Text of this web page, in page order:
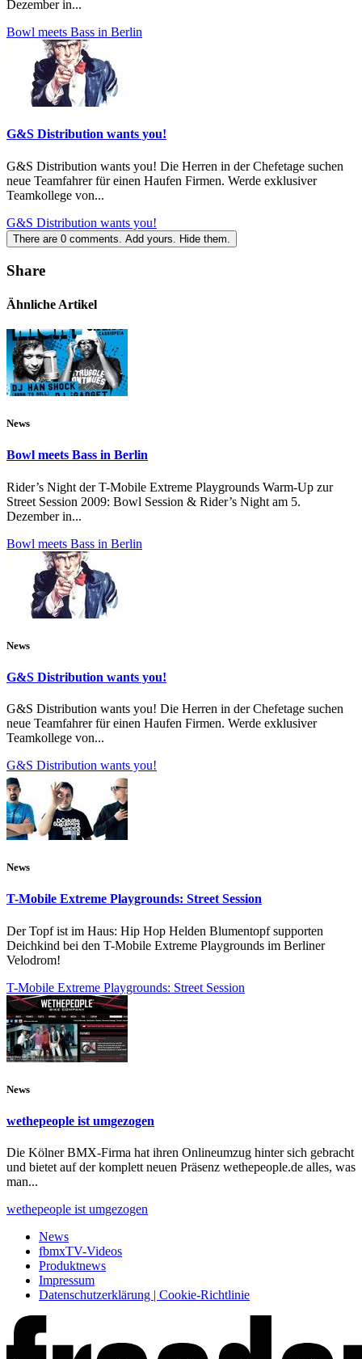
Dezember in...
Bowl meets Bass in Berlin
G&S Distribution wants you!
G&S Distribution wants you! Die Herren in der Chefetage suchen
neue Teamfahrer für einen Haufen Firmen. Werde exklusiver
Teamkollege von...
G&S Distribution wants you!
There are 0 comments. Add yours. Hide them.
Share
Ähnliche Artikel
News
Bowl meets Bass in Berlin
Rider’s Night der T-Mobile Extreme Playgrounds Warm-Up zur
Street Session 2009: Bowl Session & Rider’s Night am 5.
Dezember in...
Bowl meets Bass in Berlin
News
G&S Distribution wants you!
G&S Distribution wants you! Die Herren in der Chefetage suchen
neue Teamfahrer für einen Haufen Firmen. Werde exklusiver
Teamkollege von...
G&S Distribution wants you!
News
T-Mobile Extreme Playgrounds: Street Session
Der Topf ist im Haus: Hip Hop Helden Blumentopf supporten
Deichkind bei den T-Mobile Extreme Playgrounds im Berliner
Velodrom!
T-Mobile Extreme Playgrounds: Street Session
News
wethepeople ist umgezogen
Die Kölner BMX-Firma hat ihren Onlineumzug hinter sich gebracht
und bietet auf der komplett neuen Präsenz wethepeople.de alles, was
man...
wethepeople ist umgezogen
News
fbmxTV-Videos
Produktnews
Impressum
Datenschutzerklärung | Cookie-Richtlinie